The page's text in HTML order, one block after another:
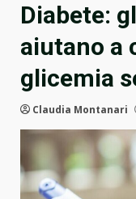
Diabete:
aiutano a
glicemia
Claudia Montanari